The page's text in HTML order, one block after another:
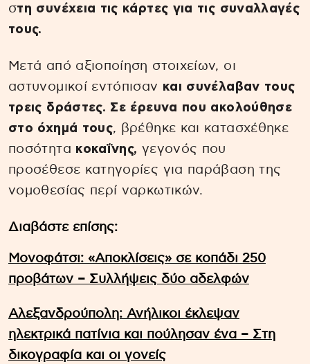
στη συνέχεια τις κάρτες για τις συναλλαγές
τους.
Μετά από αξιοποίηση στοιχείων, οι
αστυνομικοί εντόπισαν και συνέλαβαν τους
τρεις δράστες. Σε έρευνα που ακολούθησε
στο όχημά τους, βρέθηκε και κατασχέθηκε
ποσότητα κοκαΐνης, γεγονός που
προσέθεσε κατηγορίες για παράβαση της
νομοθεσίας περί ναρκωτικών.
Διαβάστε επίσης:
Μονοφάτσι: «Αποκλίσεις» σε κοπάδι 250
προβάτων – Συλλήψεις δύο αδελφών
Αλεξανδρούπολη: Ανήλικοι έκλεψαν
ηλεκτρικά πατίνια και πούλησαν ένα – Στη
δικογραφία και οι γονείς